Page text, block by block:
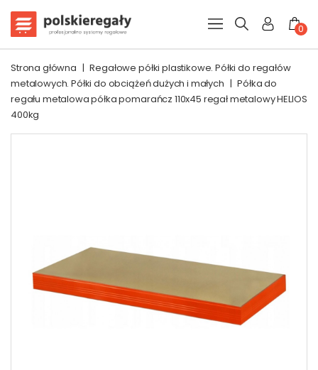
0
Strona główna | Regałowe półki plastikowe. Półki do regałów
metalowych. Półki do obciążeń dużych i małych | Półka do
regału metalowa półka pomarańcz 110x45 regał metalowy HELIOS
400kg